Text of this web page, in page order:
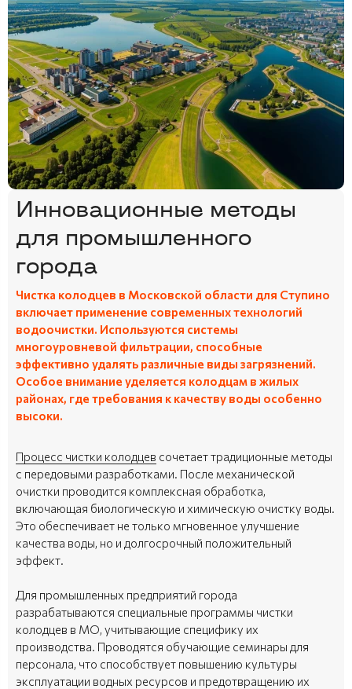
Инновационные методы
для промышленного
города
Чистка колодцев в Московской области для Ступино
включает применение современных технологий
водоочистки. Используются системы
многоуровневой фильтрации, способные
эффективно удалять различные виды загрязнений.
Особое внимание уделяется колодцам в жилых
районах, где требования к качеству воды особенно
высоки.
Процесс чистки колодцев сочетает традиционные методы
с передовыми разработками. После механической
очистки проводится комплексная обработка,
включающая биологическую и химическую очистку воды.
Это обеспечивает не только мгновенное улучшение
качества воды, но и долгосрочный положительный
эффект.
Для промышленных предприятий города
разрабатываются специальные программы чистки
колодцев в МО, учитывающие специфику их
производства. Проводятся обучающие семинары для
персонала, что способствует повышению культуры
эксплуатации водных ресурсов и предотвращению их